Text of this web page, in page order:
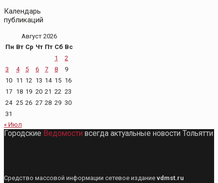
Календарь
публикаций
Август 2026
Пн Вт Ср Чт Пт Сб Вс
1
2
3
4 5 6 7 8
9
10 11 12 13 14 15 16
17 18 19 20 21 22 23
24 25 26 27 28 29 30
31
« Июл
Городские Ведомости всегда актуальные новости Тольятти
Средство массовой информации сетевое издание vdmst.ru